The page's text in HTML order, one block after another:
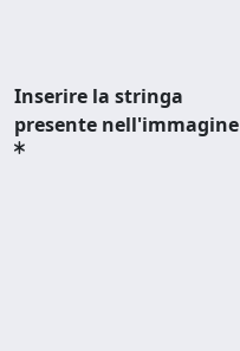
Inserire la stringa
presente nell'immagine